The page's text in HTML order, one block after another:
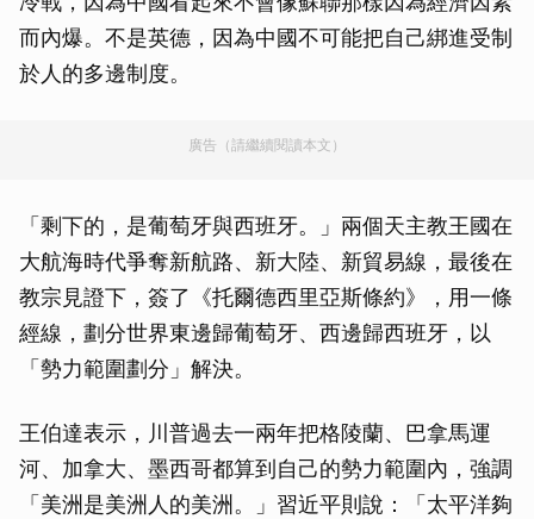
而內爆。不是英德，因為中國不可能把自己綁進受制
於人的多邊制度。
廣告（請繼續閱讀本文）
「剩下的，是葡萄牙與西班牙。」兩個天主教王國在
大航海時代爭奪新航路、新大陸、新貿易線，最後在
教宗見證下，簽了《托爾德西里亞斯條約》，用一條
經線，劃分世界東邊歸葡萄牙、西邊歸西班牙，以
「勢力範圍劃分」解決。
王伯達表示，川普過去一兩年把格陵蘭、巴拿馬運
河、加拿大、墨西哥都算到自己的勢力範圍內，強調
「美洲是美洲人的美洲。」習近平則說：「太平洋夠